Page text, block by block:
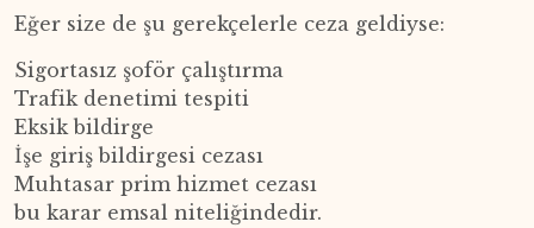
Eğer size de şu gerekçelerle ceza geldiyse:
Sigortasız şoför çalıştırma
Trafik denetimi tespiti
Eksik bildirge
İşe giriş bildirgesi cezası
Muhtasar prim hizmet cezası
bu karar emsal niteliğindedir.